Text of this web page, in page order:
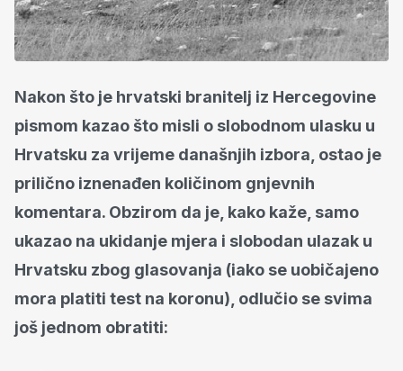
Nakon što je hrvatski branitelj iz Hercegovine
pismom kazao što misli o slobodnom ulasku u
Hrvatsku za vrijeme današnjih izbora, ostao je
prilično iznenađen količinom gnjevnih
komentara. Obzirom da je, kako kaže, samo
ukazao na ukidanje mjera i slobodan ulazak u
Hrvatsku zbog glasovanja (iako se uobičajeno
mora platiti test na koronu), odlučio se svima
još jednom obratiti: